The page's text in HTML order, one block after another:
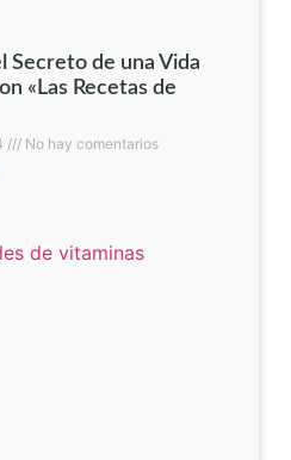
Secreto de una Vida
«Las Recetas de
No hay comentarios